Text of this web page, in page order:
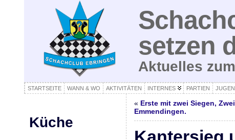
setzen
Aktuelles
STARTSEITE WANN & WO AKTIVITÄTEN INTERNES PARTIEN
Küche
« Erste mit zwei Siegen,
Emmendingen.